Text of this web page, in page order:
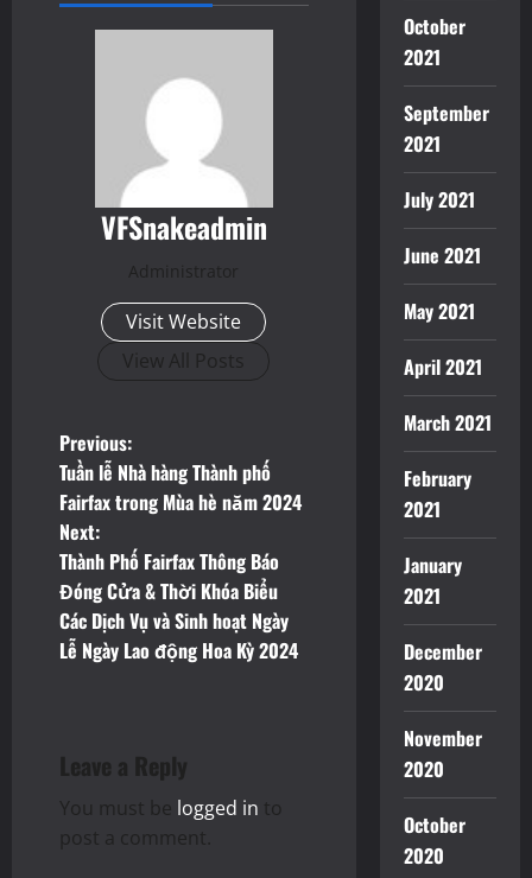
VFSnakeadmin
Administrator
Visit Website
View All Posts
P
o
s
t
n
v
i
g
Previous:
Tuần lễ Nhà hàng Thành phố
Fairfax trong Mùa hè năm 2024
Next:
Thành Phố Fairfax Thông Báo
Đóng Cửa & Thời Khóa Biểu
Các Dịch Vụ và Sinh hoạt Ngày
Lễ Ngày Lao động Hoa Kỳ 2024
Leave a Reply
You must be logged in to
post a comment.
October
2021
September
2021
July 2021
June 2021
May 2021
April 2021
March 2021
February
2021
January
2021
December
2020
November
2020
October
2020